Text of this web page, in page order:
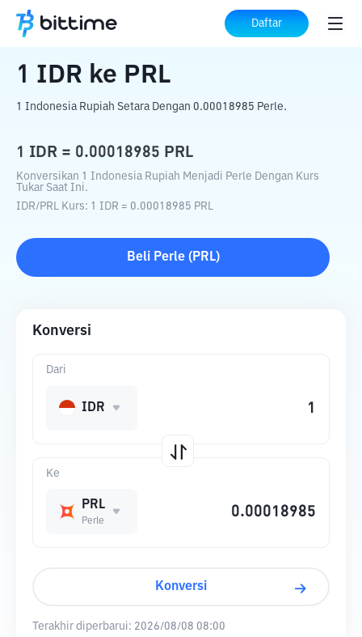
Daftar
Beranda Konverter Kripto ke PRL
1 IDR ke PRL
1 Indonesia Rupiah Setara Dengan 0.00018985 Perle.
1 IDR = 0.00018985 PRL
Konversikan 1 Indonesia Rupiah Menjadi Perle Dengan Kurs
Tukar Saat Ini.
IDR/PRL Kurs: 1 IDR = 0.00018985 PRL
Beli Perle( PRL)
Konversi
Ke
PRL
Perle
Dari
IDR
Konversi
Terakhir diperbarui: 2026/08/08 08:00